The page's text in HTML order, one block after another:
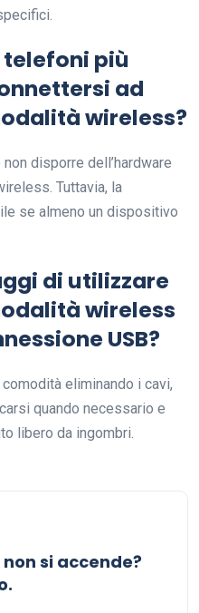
più
ad
wireless?
disporre dell’hardware
Tuttavia, la
se almeno un dispositivo
di utilizzare
wireless
USB?
eliminando i cavi,
quando necessario e
libero da ingombri.
si accende?